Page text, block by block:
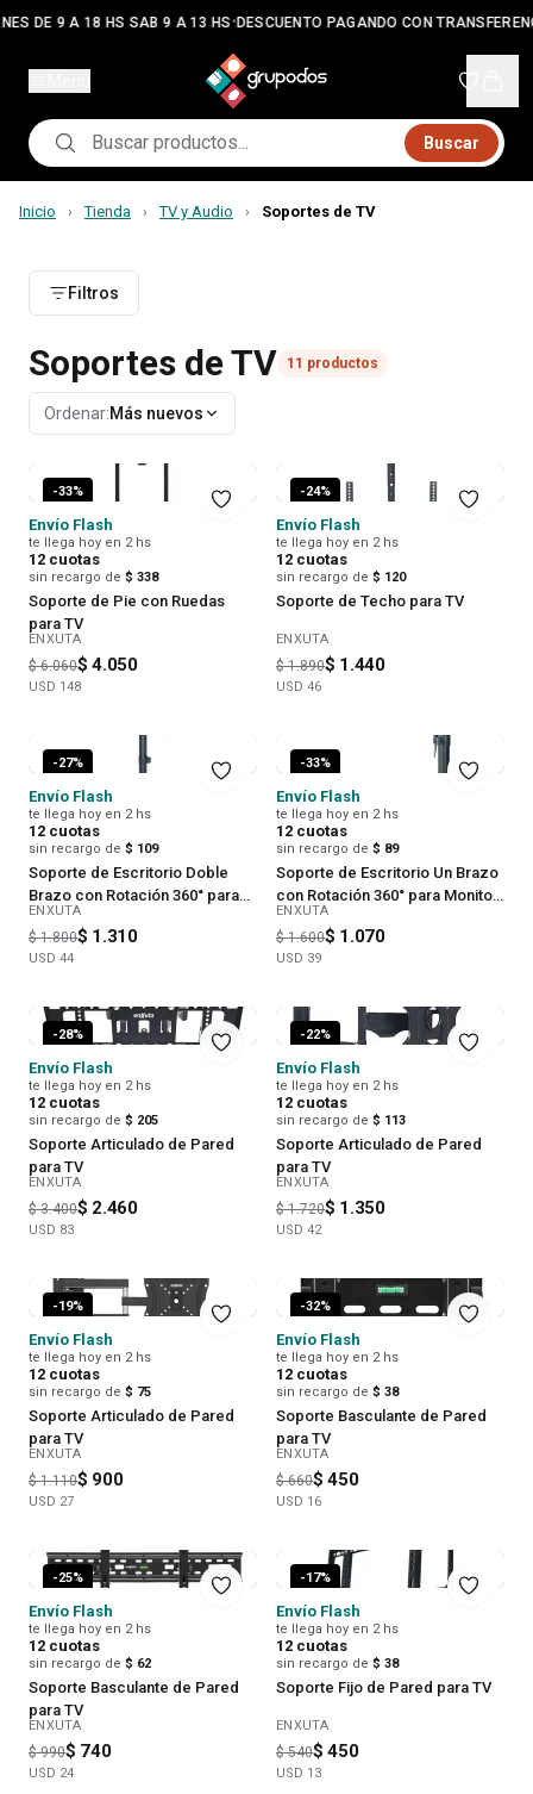
DE 9 A 18 HS SAB 9 A 13 HS•DESCUENTO PAGANDO CON
Buscar
Inicio › Tienda › TV y Audio › Soportes de TV
Filtros
Soportes de TV 11 productos
Ordenar:Más nuevos
-33%
Envío Flash
te llega hoy en 2 hs
12 cuotas
sin recargo de $ 338
Soporte de Pie con Ruedas
para TV
ENXUTA
$ 6.060$ 4.050
USD 148
-24%
Envío Flash
te llega hoy en 2 hs
12 cuotas
sin recargo de $ 120
Soporte de Techo para TV
ENXUTA
$ 1.890$ 1.440
USD 46
-27%
Envío Flash
te llega hoy en 2 hs
12 cuotas
sin recargo de $ 109
Soporte de Escritorio Doble
Brazo con Rotación 360° para
Monitor para Monitor
ENXUTA
$ 1.800$ 1.310
USD 44
-33%
Envío Flash
te llega hoy en 2 hs
12 cuotas
sin recargo de $ 89
Soporte de Escritorio Un Brazo
con Rotación 360° para Monitor
para Monitor
ENXUTA
$ 1.600$ 1.070
USD 39
-28%
Envío Flash
te llega hoy en 2 hs
12 cuotas
sin recargo de $ 205
Soporte Articulado de Pared
para TV
ENXUTA
$ 3.400$ 2.460
USD 83
-22%
Envío Flash
te llega hoy en 2 hs
12 cuotas
sin recargo de $ 113
Soporte Articulado de Pared
para TV
ENXUTA
$ 1.720$ 1.350
USD 42
-19%
Envío Flash
te llega hoy en 2 hs
12 cuotas
sin recargo de $ 75
Soporte Articulado de Pared
para TV
ENXUTA
$ 1.110$ 900
USD 27
-32%
Envío Flash
te llega hoy en 2 hs
12 cuotas
sin recargo de $ 38
Soporte Basculante de Pared
para TV
ENXUTA
$ 660$ 450
USD 16
-25%
Envío Flash
te llega hoy en 2 hs
12 cuotas
sin recargo de $ 62
Soporte Basculante de Pared
para TV
ENXUTA
$ 990$ 740
USD 24
-17%
Envío Flash
te llega hoy en 2 hs
12 cuotas
sin recargo de $ 38
Soporte Fijo de Pared para TV
ENXUTA
$ 540$ 450
USD 13